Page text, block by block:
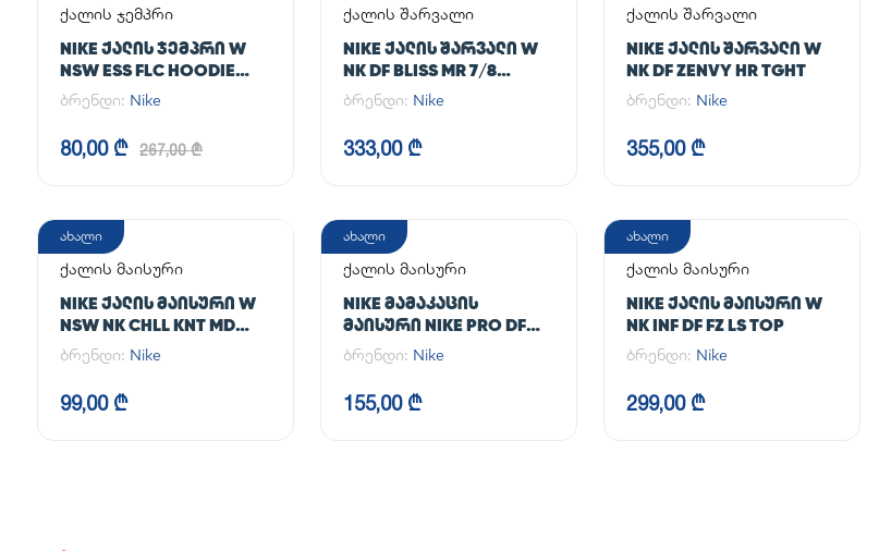
ქალის ჯემპრი
NIKE ᲥᲐᲚᲘᲡ ᲯᲔᲛᲞᲠᲘ W
NSW ESS FLC HOODIE
CLCTN RE
ბრენდი: Nike
80,00 ₾ 267,00 ₾
ქალის შარვალი
NIKE ᲥᲐᲚᲘᲡ ᲨᲐᲠᲕᲐᲚᲘ W
NK DF BLISS MR 7/8
JOGGER
ბრენდი: Nike
333,00 ₾
ქალის შარვალი
NIKE ᲥᲐᲚᲘᲡ ᲨᲐᲠᲕᲐᲚᲘ W
NK DF ZENVY HR TGHT
ბრენდი: Nike
355,00 ₾
ახალი
ქალის მაისური
NIKE ᲥᲐᲚᲘᲡ ᲛᲐᲘᲡᲣᲠᲘ W
NSW NK CHLL KNT MD
CRP
ბრენდი: Nike
99,00 ₾
ახალი
ქალის მაისური
NIKE ᲛᲐᲛᲐᲙᲐᲪᲘᲡ
ᲛᲐᲘᲡᲣᲠᲘ NIKE PRO DF
365 CROP LS
ბრენდი: Nike
155,00 ₾
ახალი
ქალის მაისური
NIKE ᲥᲐᲚᲘᲡ ᲛᲐᲘᲡᲣᲠᲘ W
NK INF DF FZ LS TOP
ბრენდი: Nike
299,00 ₾